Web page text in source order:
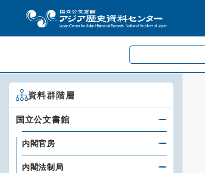
資料群階層
国立公文書館
内閣官房
内閣法制局